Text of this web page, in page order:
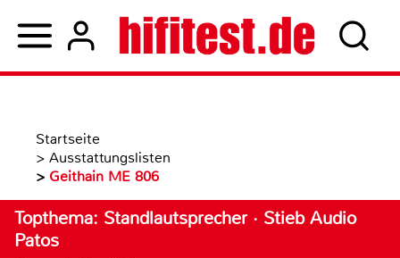
Startseite
> Ausstattungslisten
> Geithain ME 806
Topthema: Standlautsprecher · Stieb Audio
Patos